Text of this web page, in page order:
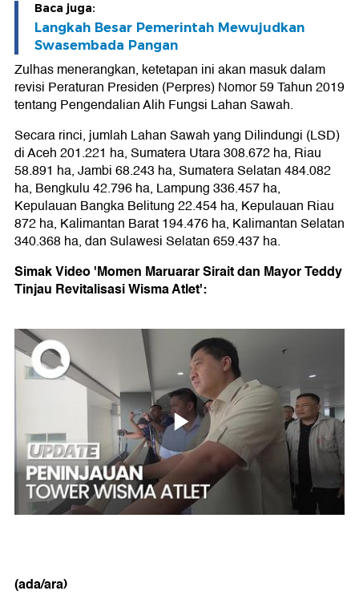
Baca juga:
Langkah Besar Pemerintah Mewujudkan
Swasembada Pangan
Zulhas menerangkan, ketetapan ini akan masuk dalam
revisi Peraturan Presiden (Perpres) Nomor 59 Tahun 2019
tentang Pengendalian Alih Fungsi Lahan Sawah.
Secara rinci, jumlah Lahan Sawah yang Dilindungi (LSD)
di Aceh 201.221 ha, Sumatera Utara 308.672 ha, Riau
58.891 ha, Jambi 68.243 ha, Sumatera Selatan 484.082
ha, Bengkulu 42.796 ha, Lampung 336.457 ha,
Kepulauan Bangka Belitung 22.454 ha, Kepulauan Riau
872 ha, Kalimantan Barat 194.476 ha, Kalimantan Selatan
340.368 ha, dan Sulawesi Selatan 659.437 ha.
Simak Video 'Momen Maruarar Sirait dan Mayor Teddy
Tinjau Revitalisasi Wisma Atlet':
(ada/ara)